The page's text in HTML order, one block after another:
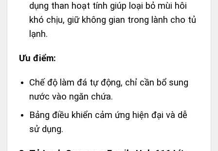
dụng than hoạt tính giúp loại bỏ mùi hôi
khó chịu, giữ không gian trong lành cho tủ
lạnh.
Ưu điểm:
Chế độ làm đá tự động, chỉ cần bổ sung
nước vào ngăn chứa.
Bảng điều khiển cảm ứng hiện đại và dễ
sử dụng.